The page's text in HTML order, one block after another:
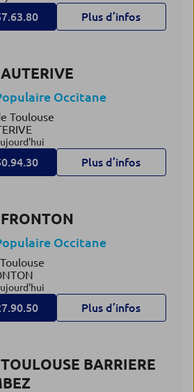
Plus d’infos
Occitane
Toulouse
Plus d’infos
Occitane
Plus d’infos
BARRIERE